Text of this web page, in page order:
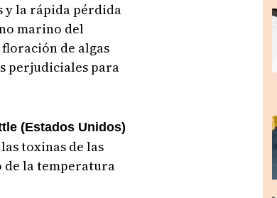
y la rápida pérdida
marino del
de algas
perjudiciales para
(Estados Unidos)
toxinas de las
de la temperatura